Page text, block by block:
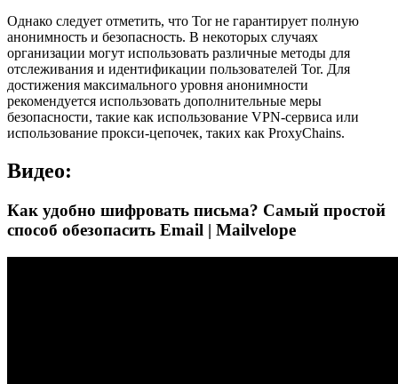
Однако следует отметить, что Tor не гарантирует полную
анонимность и безопасность. В некоторых случаях
организации могут использовать различные методы для
отслеживания и идентификации пользователей Tor. Для
достижения максимального уровня анонимности
рекомендуется использовать дополнительные меры
безопасности, такие как использование VPN-сервиса или
использование прокси-цепочек, таких как ProxyChains.
Видео:
Как удобно шифровать письма? Самый простой
способ обезопасить Email | Mailvelope